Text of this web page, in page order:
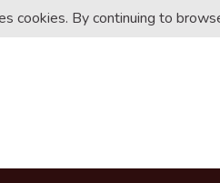
cookies. By continuing to